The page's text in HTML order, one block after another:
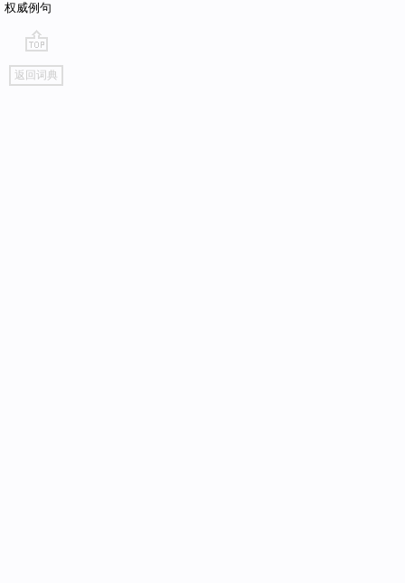
权威例句
go
top
返回词典